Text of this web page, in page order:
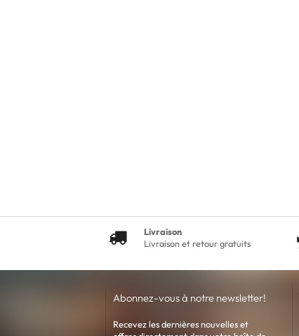
Livraison
Livraison et retour gratuits
Abonnez-vous à notre newsletter!
Recevez les dernières nouvelles et